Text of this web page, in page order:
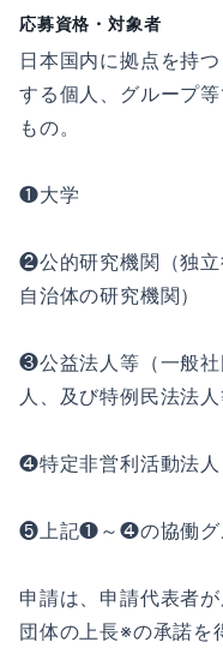
応募資格・対象者
日本国内に拠点を持
する個人、グループ
もの。
❶大学
❷公的研究機関（独立
自治体の研究機関）
❸公益法人等（一般社
人、及び特例民法法人
❹特定非営利活動法人
❺上記❶～❹の協働グ
申請は、申請代表者
団体の上長※の承諾を